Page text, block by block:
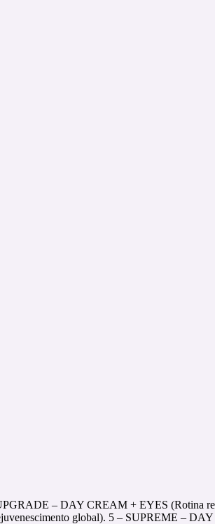
– DAY CREAM + EYES (Rotina
global). 5 – SUPREME –